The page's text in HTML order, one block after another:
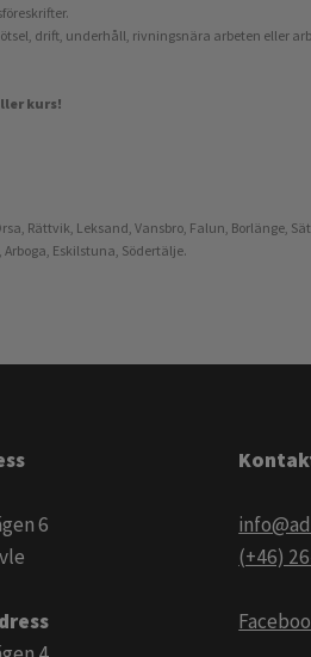
drift, underhåll, rivningsnära arbeten eller
kurs!
Rättvik, Leksand, Vansbro, Falun, Borlänge,
Eskilstuna, Södertälje.
6
(+46)